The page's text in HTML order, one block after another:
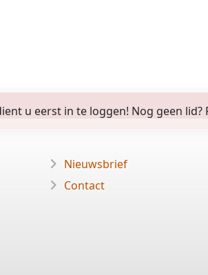
u eerst in te loggen! Nog geen lid?
Nieuwsbrief
Contact